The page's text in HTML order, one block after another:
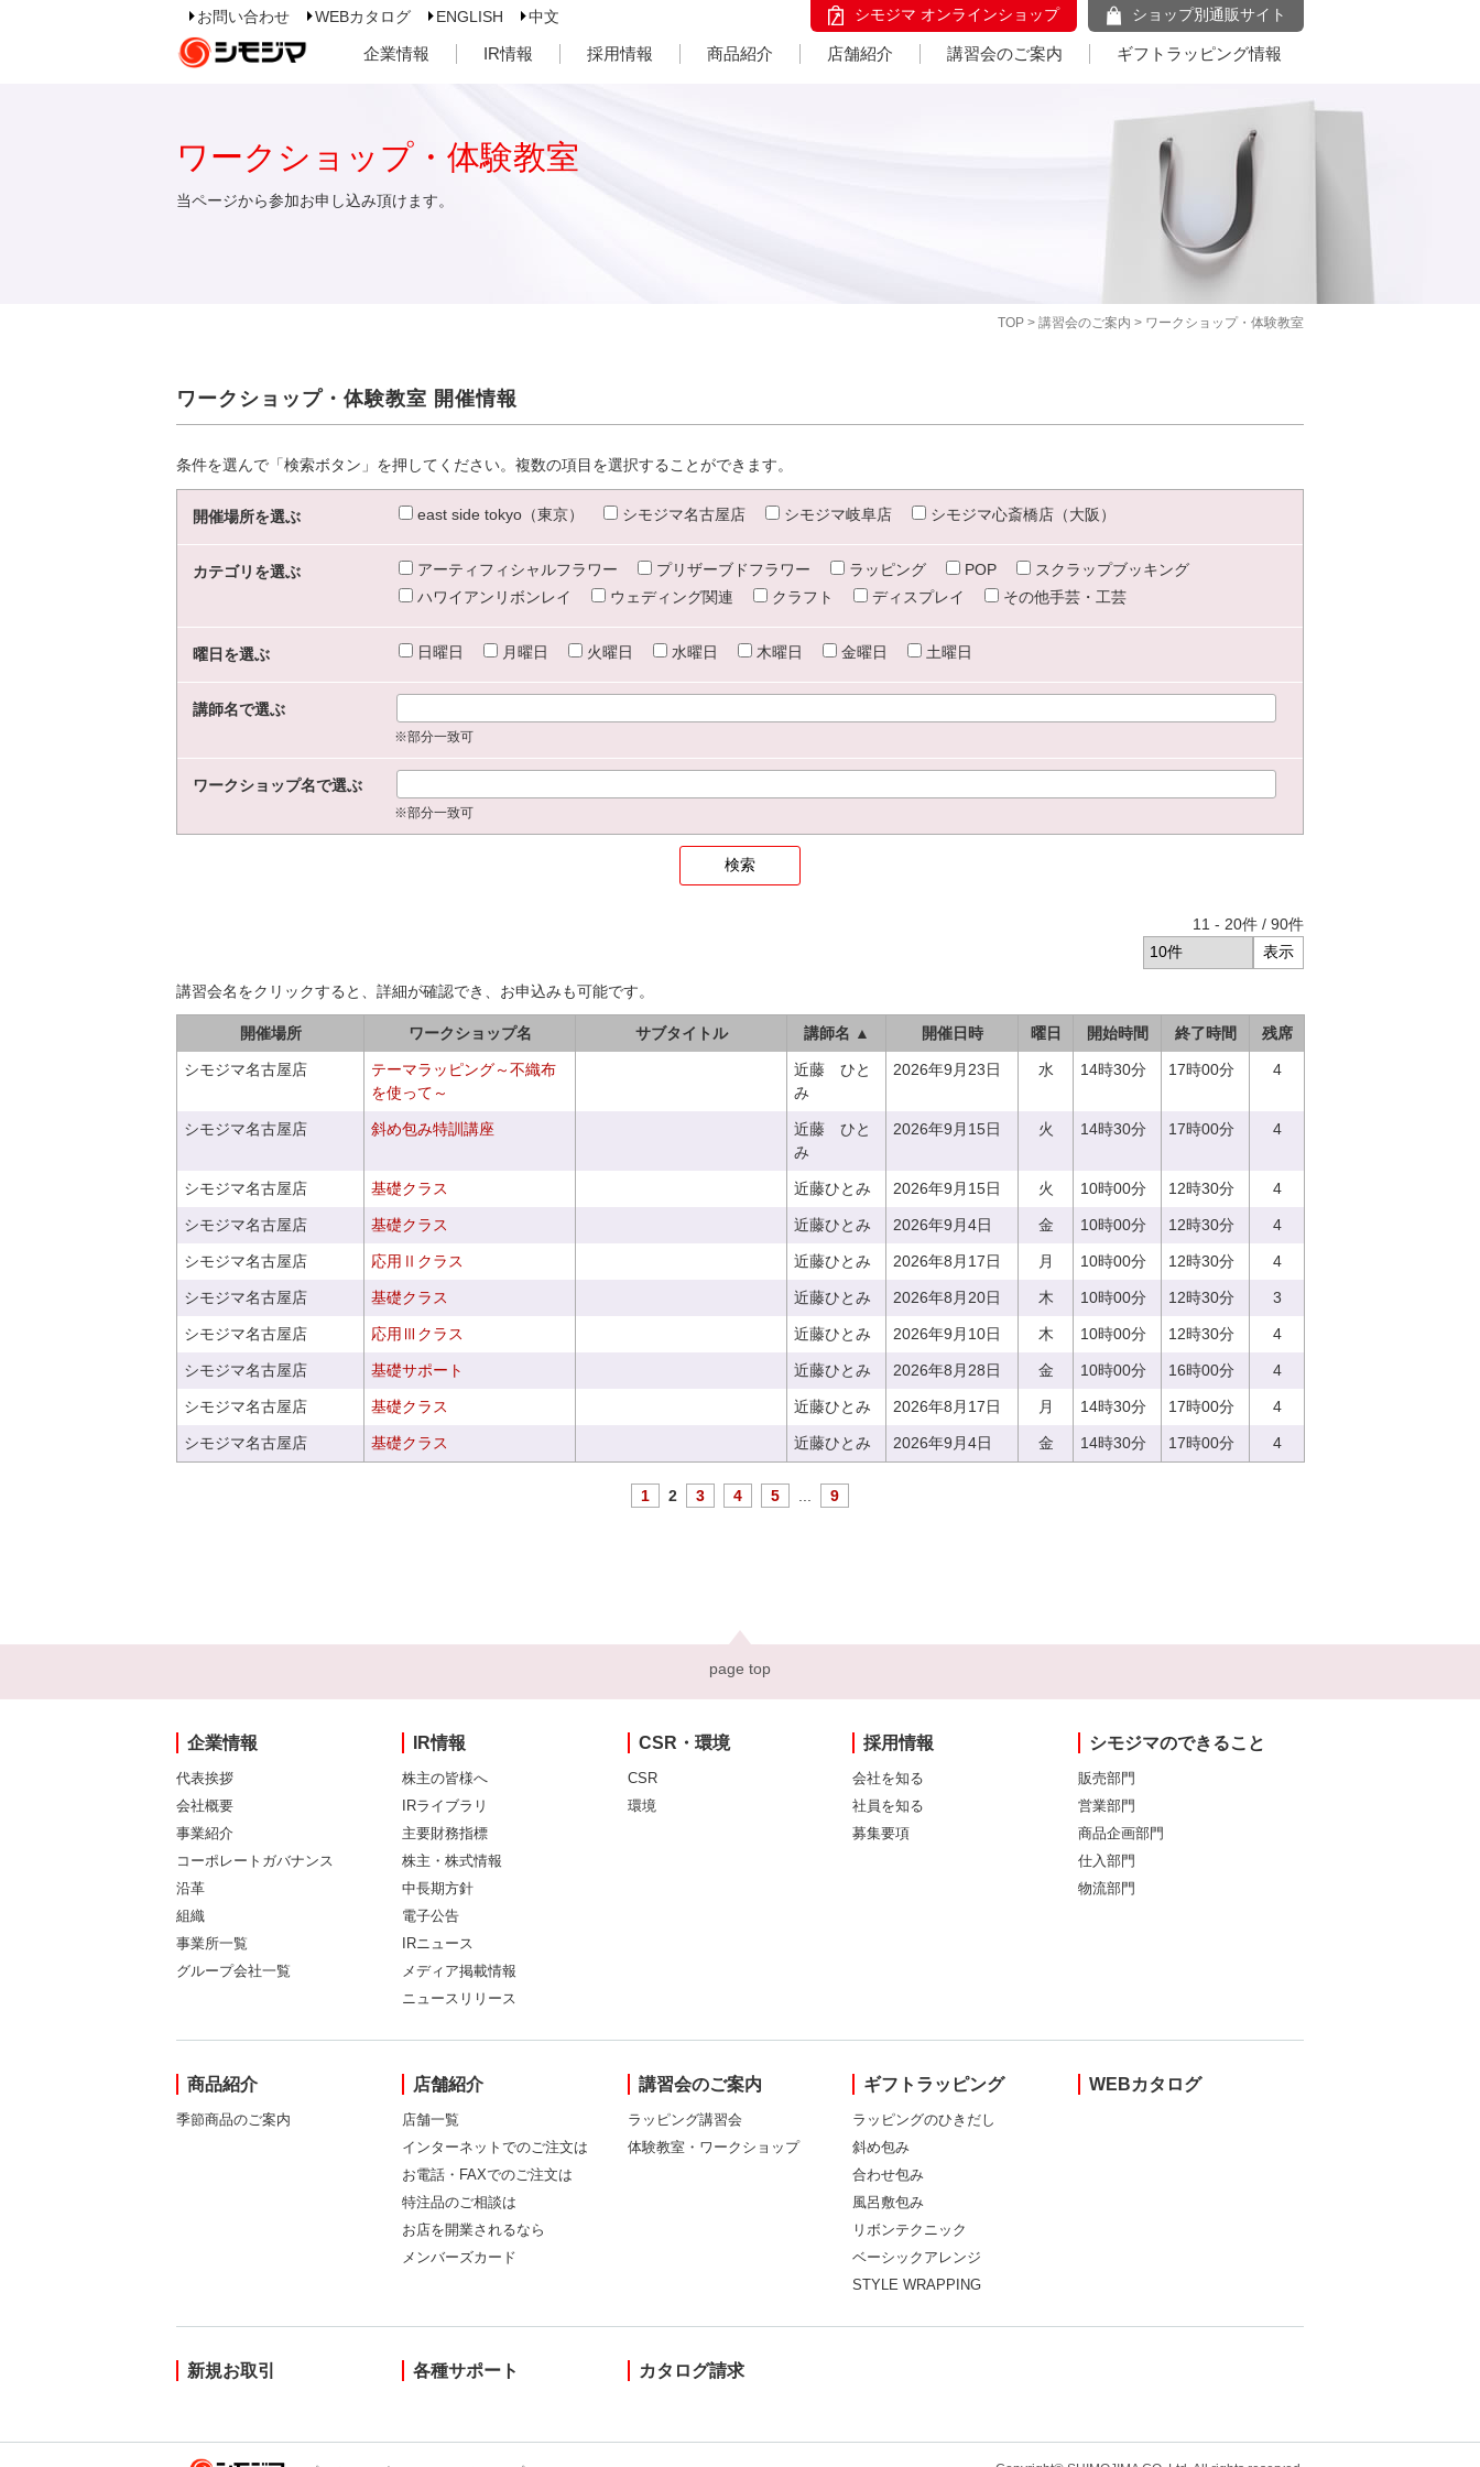
お問い合わせ WEBカタログ ENGLISH 中文 シモジマ オンラインショップ ショップ別通販サイト
企業情報 IR情報 採用情報 商品紹介 店舗紹介 講習会のご案内 ギフトラッピング情報
TOP > 講習会のご案内 > ワークショップ・体験教室
ワークショップ・体験教室
当ページから参加お申し込み頂けます。
ワークショップ・体験教室 開催情報
条件を選んで「検索ボタン」を押してください。複数の項目を選択することができます。
開催場所を選ぶ east side tokyo（東京） シモジマ名古屋店 シモジマ岐阜店 シモジマ心斎橋店（大阪）
カテゴリを選ぶ アーティフィシャルフラワー プリザーブドフラワー ラッピング POP
スクラップブッキング
ハワイアンリボンレイ
ウェディング関連 クラフト ディスプレイ その他手芸・工芸
曜日を選ぶ 日曜日 月曜日 火曜日 水曜日 木曜日 金曜日 土曜日
講師名で選ぶ
※部分一致可
ワークショップ名で選ぶ
※部分一致可
11 - 20件 / 90件
講習会名をクリックすると、詳細が確認でき、お申込みも可能です。
開催場所 ワークショップ名 サブタイトル 講師名 ▲ 開催日時 曜日 開始時間 終了時間 残席
シモジマ名古屋店
テーマラッピング～不織布
を使って～
近藤 ひと
み
2026年9月23日 水 14時30分 17時00分 4
シモジマ名古屋店 斜め包み特訓講座
近藤 ひと
み
2026年9月15日 火 14時30分 17時00分 4
シモジマ名古屋店 基礎クラス 近藤ひとみ 2026年9月15日 火 10時00分 12時30分 4
シモジマ名古屋店 基礎クラス 近藤ひとみ 2026年9月4日 金 10時00分 12時30分 4
シモジマ名古屋店 応用Ⅱクラス 近藤ひとみ 2026年8月17日 月 10時00分 12時30分 4
シモジマ名古屋店 基礎クラス 近藤ひとみ 2026年8月20日 木 10時00分 12時30分 3
シモジマ名古屋店 応用Ⅲクラス 近藤ひとみ 2026年9月10日 木 10時00分 12時30分 4
シモジマ名古屋店 基礎サポート 近藤ひとみ 2026年8月28日 金 10時00分 16時00分 4
シモジマ名古屋店 基礎クラス 近藤ひとみ 2026年8月17日 月 14時30分 17時00分 4
シモジマ名古屋店 基礎クラス 近藤ひとみ 2026年9月4日 金 14時30分 17時00分 4
1 2 3 4 5 9
page top
企業情報
代表挨拶
会社概要
事業紹介
コーポレートガバナンス
沿革
組織
事業所一覧
グループ会社一覧
IR情報
株主の皆様へ
IRライブラリ
主要財務指標
株主・株式情報
中長期方針
電子公告
IRニュース
メディア掲載情報
ニュースリリース
CSR・環境
CSR
環境
採用情報
会社を知る
社員を知る
募集要項
シモジマのできること
販売部門
営業部門
商品企画部門
仕入部門
物流部門
商品紹介
季節商品のご案内
店舗紹介
店舗一覧
インターネットでのご注文は
お電話・FAXでのご注文は
特注品のご相談は
お店を開業されるなら
メンバーズカード
講習会のご案内
ラッピング講習会
体験教室・ワークショップ
ギフトラッピング
ラッピングのひきだし
斜め包み
合わせ包み
風呂敷包み
リボンテクニック
ベーシックアレンジ
STYLE WRAPPING
WEBカタログ
新規お取引 各種サポート カタログ請求